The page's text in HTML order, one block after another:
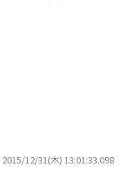
2015/12/31(木) 13:01:33.098